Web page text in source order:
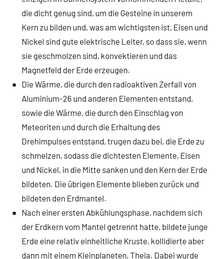
die dicht genug sind, um die Gesteine in unserem
Kern zu bilden und, was am wichtigsten ist, Eisen und
Nickel sind gute elektrische Leiter, so dass sie, wenn
sie geschmolzen sind, konvektieren und das
Magnetfeld der Erde erzeugen.
Die Wärme, die durch den radioaktiven Zerfall von
Aluminium-26 und anderen Elementen entstand,
sowie die Wärme, die durch den Einschlag von
Meteoriten und durch die Erhaltung des
Drehimpulses entstand, trugen dazu bei, die Erde zu
schmelzen, sodass die dichtesten Elemente, Eisen
und Nickel, in die Mitte sanken und den Kern der Erde
bildeten. Die übrigen Elemente blieben zurück und
bildeten den Erdmantel.
Nach einer ersten Abkühlungsphase, nachdem sich
der Erdkern vom Mantel getrennt hatte, bildete junge
Erde eine relativ einheitliche Kruste, kollidierte aber
dann mit einem Kleinplaneten, Theia. Dabei wurde